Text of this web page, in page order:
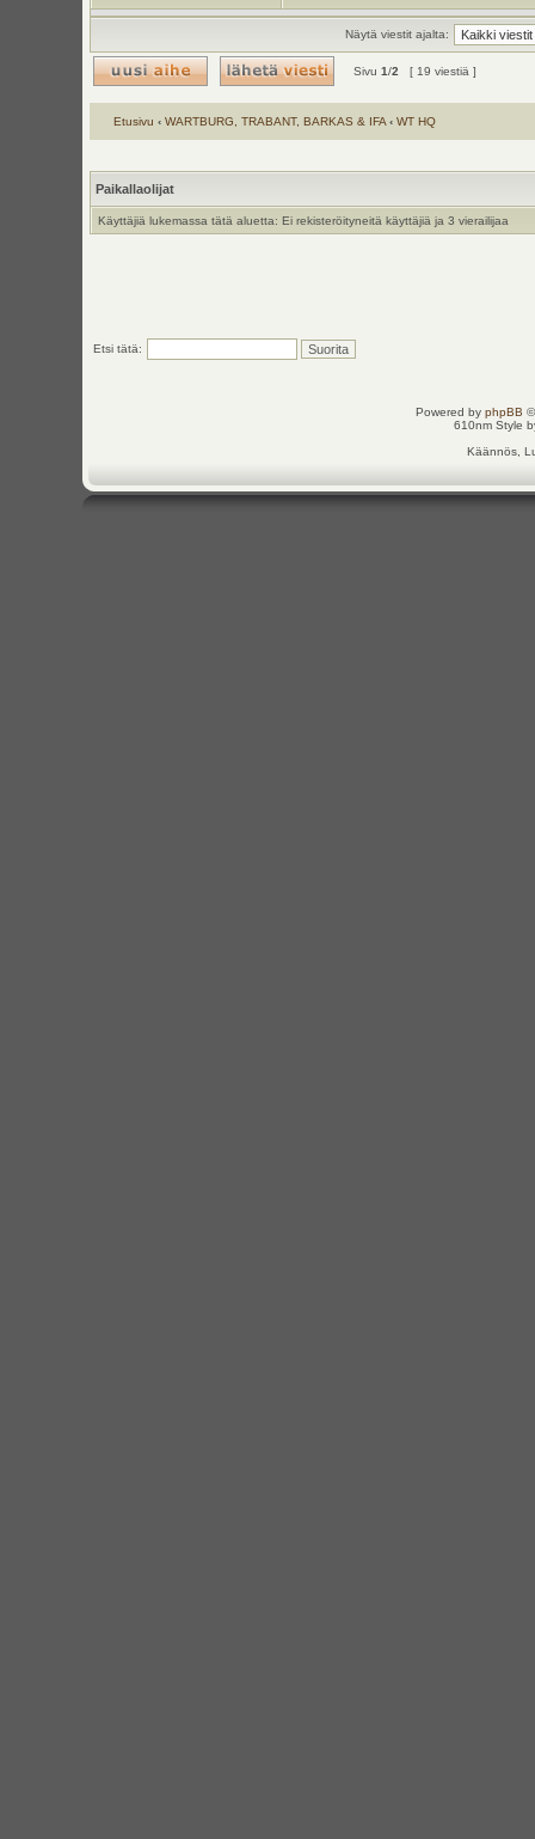
Näytä viestit ajalta:
Sivu 1/2 [ 19 viestiä ]
Etusivu ‹ WARTBURG, TRABANT, BARKAS & IFA ‹ WT HQ
Paikallaolijat
Käyttäjiä lukemassa tätä aluetta: Ei rekisteröityneitä käyttäjiä ja 3 vierailijaa
Etsi tätä:
Powered by phpBB
610nm Style
Käännös,